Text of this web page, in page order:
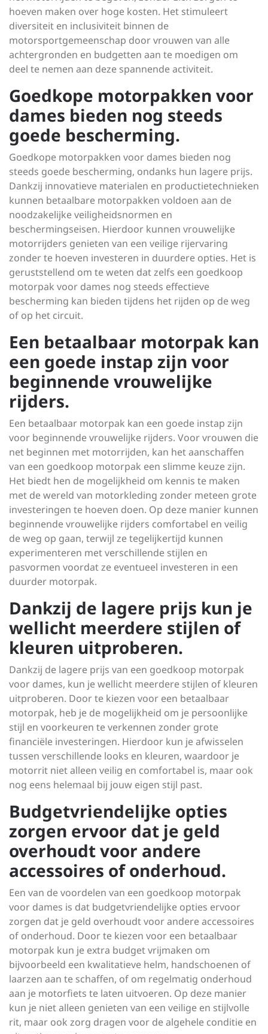
hoeven maken over hoge kosten. Het stimuleert
diversiteit en inclusiviteit binnen de
motorsportgemeenschap door vrouwen van alle
achtergronden en budgetten aan te moedigen om
deel te nemen aan deze spannende activiteit.
Goedkope motorpakken voor
dames bieden nog steeds
goede bescherming.
Goedkope motorpakken voor dames bieden nog
steeds goede bescherming, ondanks hun lagere prijs.
Dankzij innovatieve materialen en productietechnieken
kunnen betaalbare motorpakken voldoen aan de
noodzakelijke veiligheidsnormen en
beschermingseisen. Hierdoor kunnen vrouwelijke
motorrijders genieten van een veilige rijervaring
zonder te hoeven investeren in duurdere opties. Het is
geruststellend om te weten dat zelfs een goedkoop
motorpak voor dames nog steeds effectieve
bescherming kan bieden tijdens het rijden op de weg
of op het circuit.
Een betaalbaar motorpak kan
een goede instap zijn voor
beginnende vrouwelijke
rijders.
Een betaalbaar motorpak kan een goede instap zijn
voor beginnende vrouwelijke rijders. Voor vrouwen die
net beginnen met motorrijden, kan het aanschaffen
van een goedkoop motorpak een slimme keuze zijn.
Het biedt hen de mogelijkheid om kennis te maken
met de wereld van motorkleding zonder meteen grote
investeringen te hoeven doen. Op deze manier kunnen
beginnende vrouwelijke rijders comfortabel en veilig
de weg op gaan, terwijl ze tegelijkertijd kunnen
experimenteren met verschillende stijlen en
pasvormen voordat ze eventueel investeren in een
duurder motorpak.
Dankzij de lagere prijs kun je
wellicht meerdere stijlen of
kleuren uitproberen.
Dankzij de lagere prijs van een goedkoop motorpak
voor dames, kun je wellicht meerdere stijlen of kleuren
uitproberen. Door te kiezen voor een betaalbaar
motorpak, heb je de mogelijkheid om je persoonlijke
stijl en voorkeuren te verkennen zonder grote
financiële investeringen. Hierdoor kun je afwisselen
tussen verschillende looks en kleuren, waardoor je
motorrit niet alleen veilig en comfortabel is, maar ook
nog eens helemaal bij jouw eigen stijl past.
Budgetvriendelijke opties
zorgen ervoor dat je geld
overhoudt voor andere
accessoires of onderhoud.
Een van de voordelen van een goedkoop motorpak
voor dames is dat budgetvriendelijke opties ervoor
zorgen dat je geld overhoudt voor andere accessoires
of onderhoud. Door te kiezen voor een betaalbaar
motorpak kun je extra budget vrijmaken om
bijvoorbeeld een kwalitatieve helm, handschoenen of
laarzen aan te schaffen, of om regelmatig onderhoud
aan je motorfiets te laten uitvoeren. Op deze manier
kun je niet alleen genieten van een veilige en stijlvolle
rit, maar ook zorg dragen voor de algehele conditie en